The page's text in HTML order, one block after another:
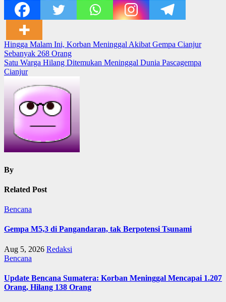
Post
navigation
Hingga Malam Ini, Korban Meninggal Akibat Gempa Cianjur
Sebanyak 268 Orang
Satu Warga Hilang Ditemukan Meninggal Dunia Pascagempa
Cianjur
By
Related Post
Bencana
Gempa M5,3 di Pangandaran, tak Berpotensi Tsunami
Aug 5, 2026 Redaksi
Bencana
Update Bencana Sumatera: Korban Meninggal Mencapai 1.207
Orang, Hilang 138 Orang